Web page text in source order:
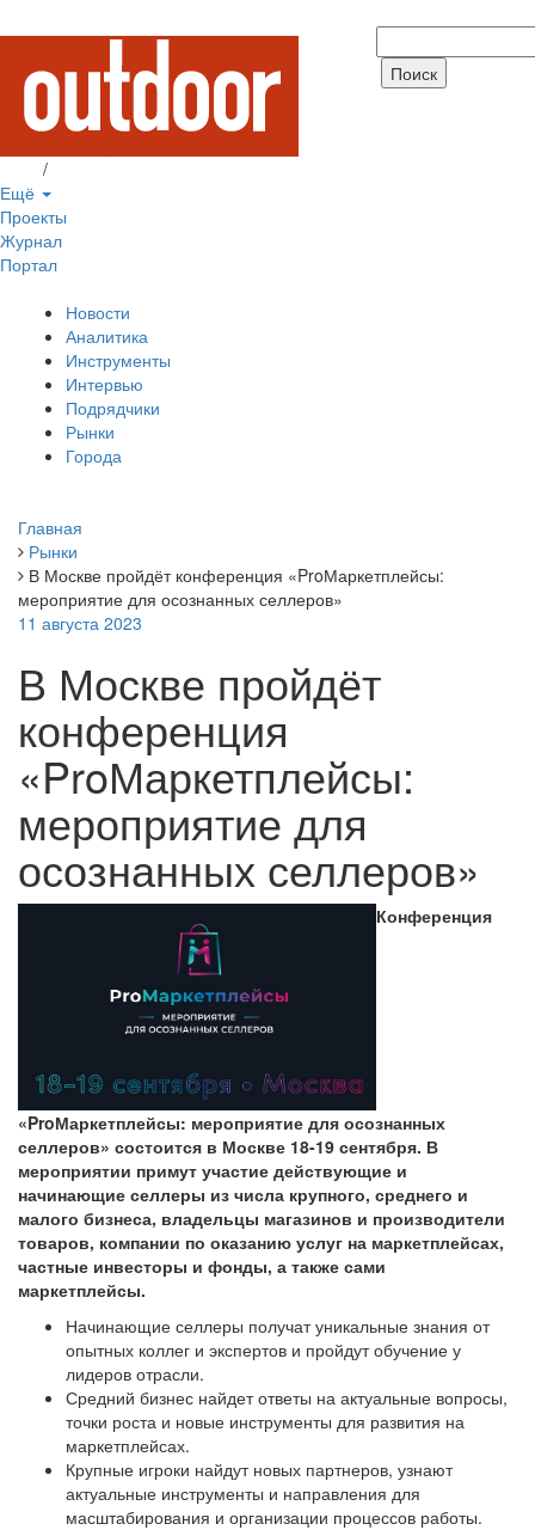
/
Ещё
Проекты
Журнал
Портал
Новости
Аналитика
Инструменты
Интервью
Подрядчики
Рынки
Города
Главная
Рынки
В Москве пройдёт конференция «ProМаркетплейсы:
мероприятие для осознанных селлеров»
11 августа 2023
В Москве пройдёт
конференция
«ProМаркетплейсы:
мероприятие для
осознанных селлеров»
Конференция
«ProМаркетплейсы: мероприятие для осознанных
селлеров» состоится в Москве 18-19 сентября. В
мероприятии примут участие действующие и
начинающие селлеры из числа крупного, среднего и
малого бизнеса, владельцы магазинов и производители
товаров, компании по оказанию услуг на маркетплейсах,
частные инвесторы и фонды, а также сами
маркетплейсы.
Начинающие селлеры получат уникальные знания от
опытных коллег и экспертов и пройдут обучение у
лидеров отрасли.
Средний бизнес найдет ответы на актуальные вопросы,
точки роста и новые инструменты для развития на
маркетплейсах.
Крупные игроки найдут новых партнеров, узнают
актуальные инструменты и направления для
масштабирования и организации процессов работы.